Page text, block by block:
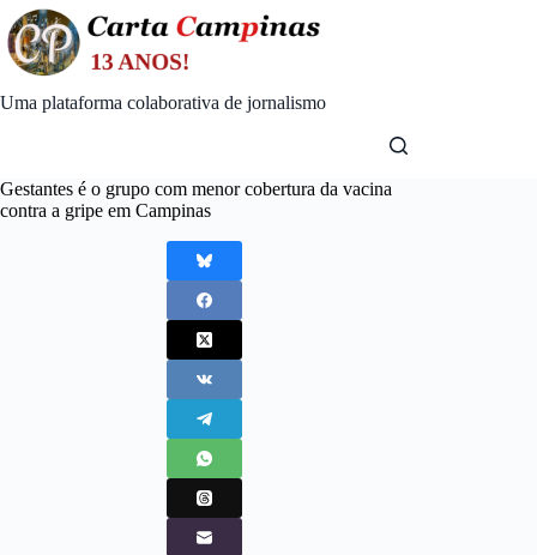
Skip
to
content
Uma plataforma colaborativa de jornalismo
Gestantes é o grupo com menor cobertura da vacina
contra a gripe em Campinas